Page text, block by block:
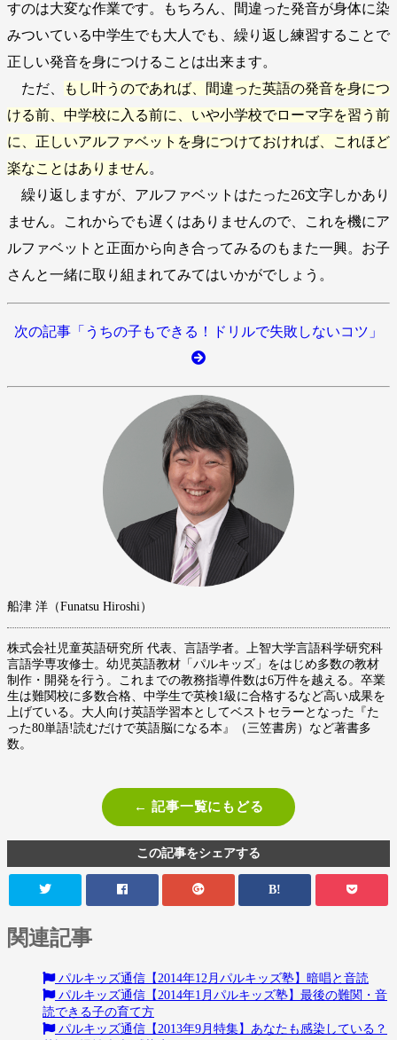
すのは大変な作業です。もちろん、間違った発音が身体に染
みついている中学生でも大人でも、繰り返し練習することで
正しい発音を身につけることは出来ます。
ただ、
もし叶うのであれば、間違った英語の発音を身につ
ける前、中学校に入る前に、いや小学校でローマ字を習う前
に、正しいアルファベットを身につけておければ、これほど
楽なことはありません。
繰り返しますが、アルファベットはたった26文字しかあり
ません。これからでも遅くはありませんので、これを機にア
ルファベットと正面から向き合ってみるのもまた一興。お子
さんと一緒に取り組まれてみてはいかがでしょう。
次の記事「うちの子もできる！ドリルで失敗しないコツ」
船津 洋（Funatsu Hiroshi）
株式会社児童英語研究所 代表、言語学者。上智大学言語科学研究科
言語学専攻修士。幼児英語教材「パルキッズ」をはじめ多数の教材
制作・開発を行う。これまでの教務指導件数は6万件を越える。卒業
生は難関校に多数合格、中学生で英検1級に合格するなど高い成果を
上げている。大人向け英語学習本としてベストセラーとなった『た
った80単語!読むだけで英語脳になる本』（三笠書房）など著書多
数。
← 記事一覧にもどる
この記事をシェアする
B!
関連記事
パルキッズ通信【2014年12月パルキッズ塾】暗唱と音読
パルキッズ通信【2014年1月パルキッズ塾】最後の難関・音
読できる子の育て方
パルキッズ通信【2013年9月特集】あなたも感染している？